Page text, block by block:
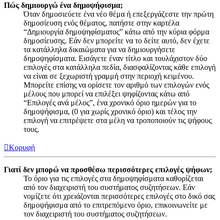
Πώς δημιουργώ ένα δημοψήφισμα;
Όταν δημοσιεύετε ένα νέο θέμα ή επεξεργάζεστε την πρώτη
δημοσίευση ενός θέματος, πατήστε στην καρτέλα
“Δημιουργία δημοψηφίσματος” κάτω από την κύρια φόρμα
δημοσίευσης. Εάν δεν μπορείτε να το δείτε αυτό, δεν έχετε
τα κατάλληλα δικαιώματα για να δημιουργήσετε
δημοψηφίσματα. Εισάγετε έναν τίτλο και τουλάχιστον δύο
επιλογές στα κατάλληλα πεδία, διασφαλίζοντας κάθε επιλογή
να είναι σε ξεχωριστή γραμμή στην περιοχή κειμένου.
Μπορείτε επίσης να ορίσετε τον αριθμό των επιλογών ενός
μέλους που μπορεί να επιλέξει ψηφίζοντας κάτω από
“Επιλογές ανά μέλος”, ένα χρονικό όριο ημερών για το
δημοψήφισμα, (0 για χωρίς χρονικό όριο) και τέλος την
επιλογή να επιτρέψετε στα μέλη να τροποποιούν τις ψήφους
τους.
Κορυφή
Γιατί δεν μπορώ να προσθέσω περισσότερες επιλογές ψήφων;
Το όριο για τις επιλογές στα δημοψηφίσματα καθορίζεται
από τον διαχειριστή του συστήματος συζητήσεων. Εάν
νομίζετε ότι χρειάζονται περισσότερες επιλογές στο δικό σας
δημοψήφισμα από το επιτρεπόμενο όριο, επικοινωνείτε με
τον διαχειριστή του συστήματος συζητήσεων.